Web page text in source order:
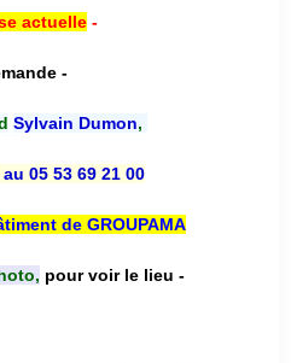
actuelle-
-
Sylvain Dumon,
au 05 53 69 21 00
de GROUPAMA
pour voir le lieu -